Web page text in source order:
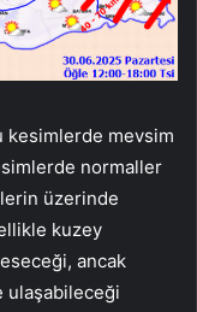
kesimlerde mevsim
normaller
üzerinde
kuzey
ancak
ulaşabileceği